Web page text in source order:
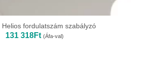
Helios fordulatszám szabályzó
131 318Ft (Áfa-val)